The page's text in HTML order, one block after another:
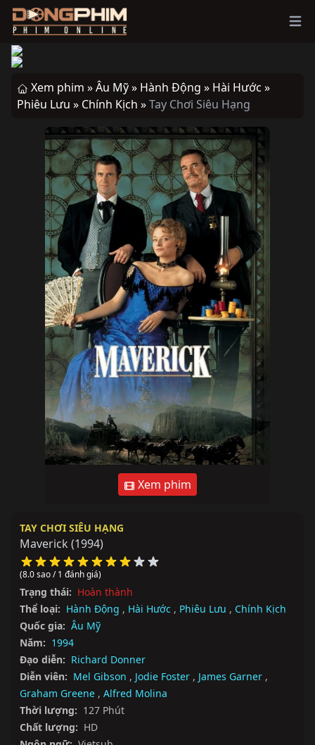
Xem phim »Âu Mỹ » Hành Động » Hài Hước »
Phiêu Lưu » Chính Kịch »Tay Chơi Siêu Hạng
Xem phim
TAY CHƠI SIÊU HẠNG
Maverick (1994)
(8.0 sao / 1 đánh giá)
Trạng thái: Hoàn thành
Thể loại: Hành Động , Hài Hước , Phiêu Lưu , Chính Kịch
Quốc gia: Âu Mỹ
Năm: 1994
Đạo diễn: Richard Donner
Diễn viên: Mel Gibson , Jodie Foster , James Garner ,
Graham Greene , Alfred Molina
Thời lượng: 127 Phút
Chất lượng: HD